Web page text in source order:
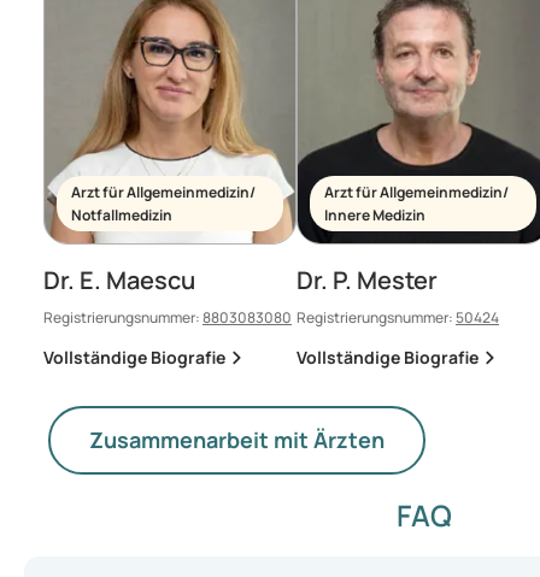
Arzt für Allgemeinmedizin/
Notfallmedizin
Dr. E. Maescu
Registrierungsnummer:8803083080
Vollständige Biografie
Arzt für Allgemeinmedizin/
Innere Medizin
Dr. P. Mester
Registrierungsnummer:50424
Vollständige Biografie
Zusammenarbeit mit Ärzten
FAQ